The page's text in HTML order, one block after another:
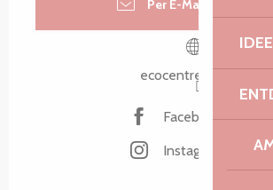
Per E-Mail kontaktieren
ecocentre-tregor.fr
Facebook Seite
Instagram Seite